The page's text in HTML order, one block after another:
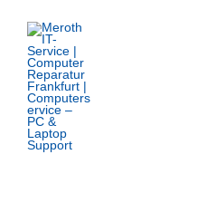
Inhalt
springen